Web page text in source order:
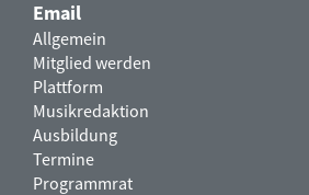
Email
Allgemein
Mitglied werden
Plattform
Musikredaktion
Ausbildung
Termine
Programmrat